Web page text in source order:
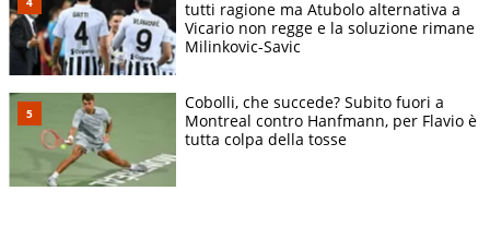
tutti ragione ma Atubolo alternativa a
Vicario non regge e la soluzione rimane
Milinkovic-Savic
Cobolli, che succede? Subito fuori a
Montreal contro Hanfmann, per Flavio è
tutta colpa della tosse